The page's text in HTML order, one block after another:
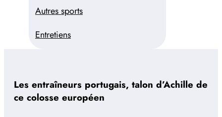
Autres sports
Entretiens
Les entraîneurs portugais, talon d’Achille de
ce colosse européen